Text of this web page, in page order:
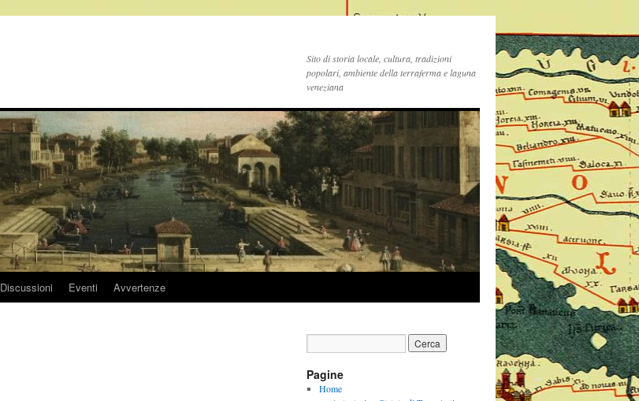
Sito di storia locale, cultura, tradizioni
popolari, ambiente della terraferma e laguna
veneziana
Discussioni Eventi Avvertenze
Pagine
Home